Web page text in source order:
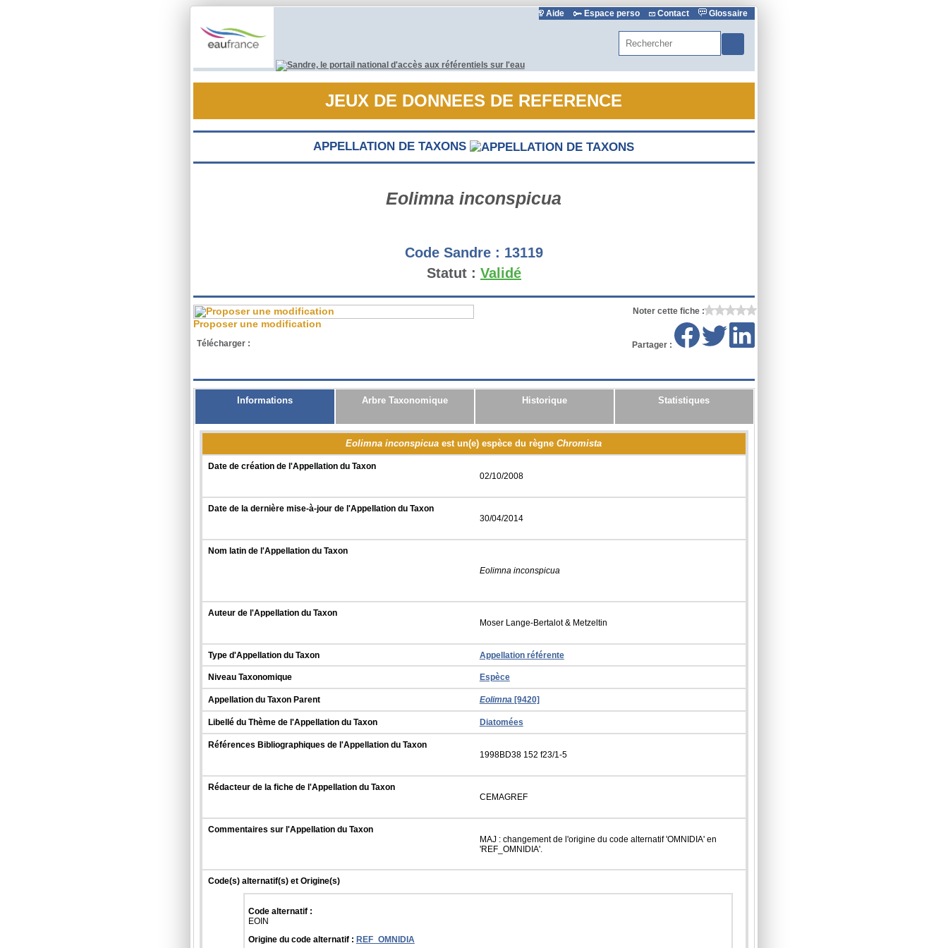
Aide Espace perso Contact Glossaire
Rechercher
JEUX DE DONNEES DE REFERENCE
APPELLATION DE TAXONS
Eolimna inconspicua
Code Sandre : 13119
Statut : Validé
Proposer une modification
Noter cette fiche :
Partager :
Télécharger :
Informations Arbre Taxonomique Historique Statistiques
Eolimna inconspicuaest un(e) espèce du règneChromista
Date de création de l'Appellation du Taxon
02/10/2008
Date de la dernière mise-à-jour de l'Appellation du Taxon
30/04/2014
Nom latin de l'Appellation du Taxon
Eolimna inconspicua
Auteur de l'Appellation du Taxon
Moser Lange-Bertalot & Metzeltin
Type d'Appellation du Taxon Appellation référente
Niveau Taxonomique Espèce
Appellation du Taxon Parent Eolimna [9420]
Libellé du Thème de l'Appellation du Taxon Diatomées
Références Bibliographiques de l'Appellation du Taxon
1998BD38 152 f23/1-5
Rédacteur de la fiche de l'Appellation du Taxon
CEMAGREF
Commentaires sur l'Appellation du Taxon
MAJ : changement de l'origine du code alternatif 'OMNIDIA' en
'REF_OMNIDIA'.
Code(s) alternatif(s) et Origine(s)
Code alternatif :
EOIN
Origine du code alternatif : REF_OMNIDIA